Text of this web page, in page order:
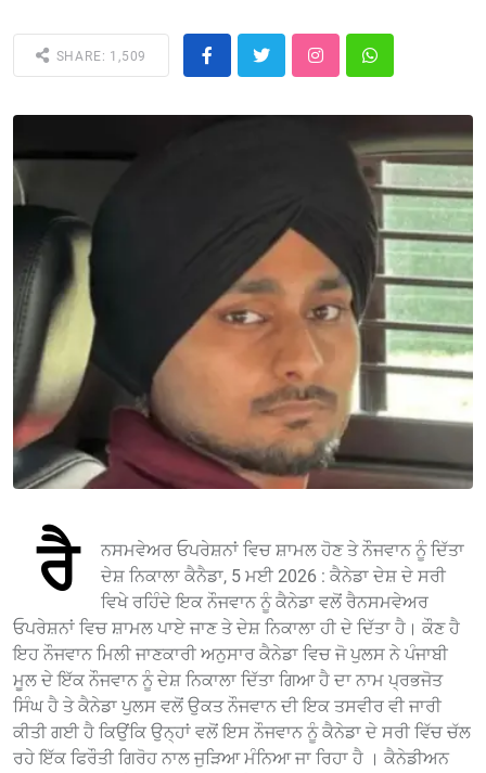
SHARE: 1,509
ਰੈ
ਨਸਮਵੇਅਰ ਓਪਰੇਸ਼ਨਾਂ ਵਿਚ ਸ਼ਾਮਲ ਹੋਣ ਤੇ ਨੌਜਵਾਨ ਨੂੰ ਦਿੱਤਾ
ਦੇਸ਼ ਨਿਕਾਲਾ ਕੈਨੈਡਾ, 5 ਮਈ 2026 : ਕੈਨੇਡਾ ਦੇਸ਼ ਦੇ ਸਰੀ
ਵਿਖੇ ਰਹਿੰਦੇ ਇਕ ਨੌਜਵਾਨ ਨੂੰ ਕੈਨੇਡਾ ਵਲੋਂ ਰੈਨਸਮਵੇਅਰ
ਓਪਰੇਸ਼ਨਾਂ ਵਿਚ ਸ਼ਾਮਲ ਪਾਏ ਜਾਣ ਤੇ ਦੇਸ਼ ਨਿਕਾਲਾ ਹੀ ਦੇ ਦਿੱਤਾ ਹੈ। ਕੌਣ ਹੈ
ਇਹ ਨੌਜਵਾਨ ਮਿਲੀ ਜਾਣਕਾਰੀ ਅਨੁਸਾਰ ਕੈਨੇਡਾ ਵਿਚ ਜੋ ਪੁਲਸ ਨੇ ਪੰਜਾਬੀ
ਮੂਲ ਦੇ ਇੱਕ ਨੌਜਵਾਨ ਨੂੰ ਦੇਸ਼ ਨਿਕਾਲਾ ਦਿੱਤਾ ਗਿਆ ਹੈ ਦਾ ਨਾਮ ਪ੍ਰਭਜੋਤ
ਸਿੰਘ ਹੈ ਤੇ ਕੈਨੇਡਾ ਪੁਲਸ ਵਲੋਂ ਉਕਤ ਨੌਜਵਾਨ ਦੀ ਇਕ ਤਸਵੀਰ ਵੀ ਜਾਰੀ
ਕੀਤੀ ਗਈ ਹੈ ਕਿਉਂਕਿ ਉਨ੍ਹਾਂ ਵਲੋਂ ਇਸ ਨੌਜਵਾਨ ਨੂੰ ਕੈਨੇਡਾ ਦੇ ਸਰੀ ਵਿੱਚ ਚੱਲ
ਰਹੇ ਇੱਕ ਫਿਰੌਤੀ ਗਿਰੋਹ ਨਾਲ ਜੁੜਿਆ ਮੰਨਿਆ ਜਾ ਰਿਹਾ ਹੈ । ਕੈਨੇਡੀਅਨ